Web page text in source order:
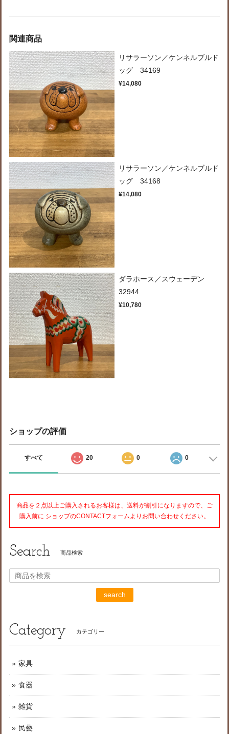
関連商品
リサラーソン／ケンネルブルド
ッグ 34169
¥14,080
リサラーソン／ケンネルブルド
ッグ 34168
¥14,080
ダラホース／スウェーデン
32944
¥10,780
ショップの評価
すべて 20 0 0
商品を２点以上ご購入されるお客様は、送料が割引になりますので、ご
購入前に ショップのCONTACTフォームよりお問い合わせください。
Search 商品検索
search
Category カテゴリー
家具
食器
雑貨
民藝